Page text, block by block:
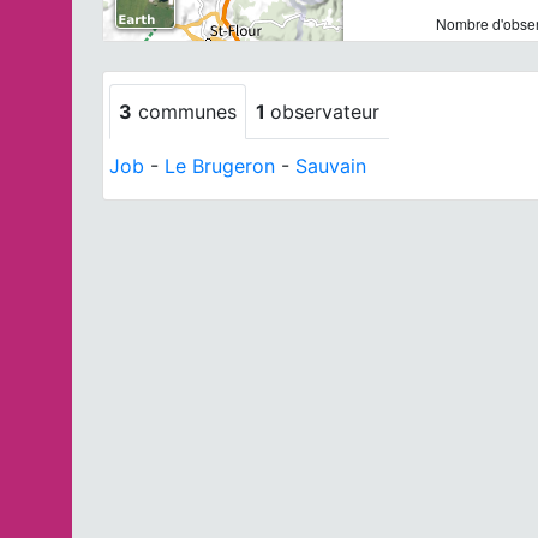
Nombre
3 communes 1 observateur
Job - Le Brugeron - Sauvain